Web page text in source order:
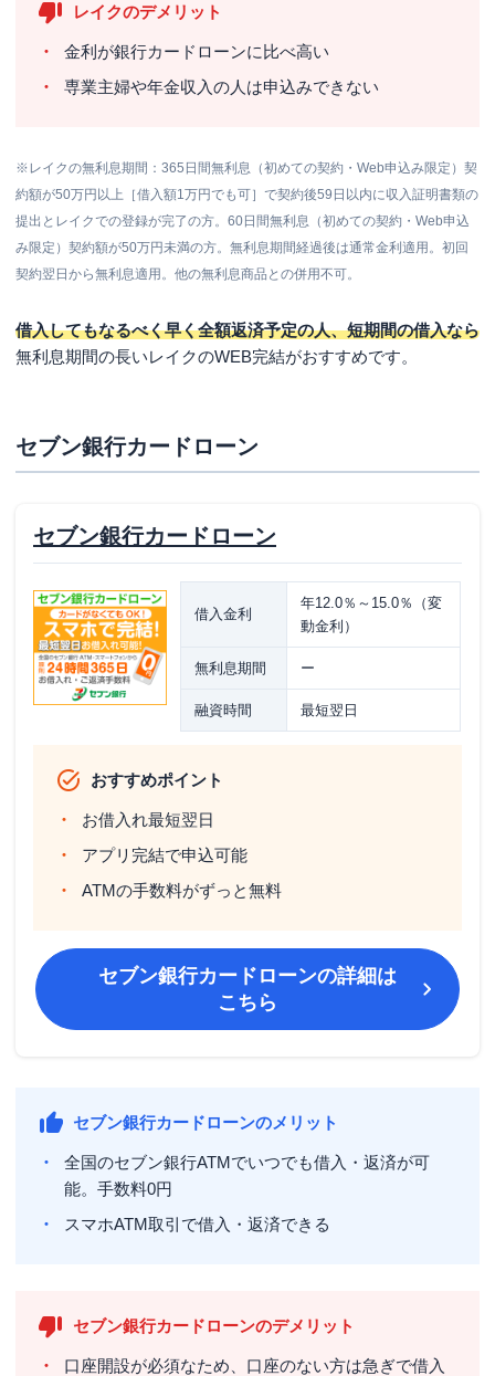
レイクのデメリット
金利が銀行カードローンに比べ高い
専業主婦や年金収入の人は申込みできない
※レイクの無利息期間：365日間無利息（初めての契約・Web申込み限定）契
約額が50万円以上［借入額1万円でも可］で契約後59日以内に収入証明書類の
提出とレイクでの登録が完了の方。60日間無利息（初めての契約・Web申込
み限定）契約額が50万円未満の方。無利息期間経過後は通常金利適用。初回
契約翌日から無利息適用。他の無利息商品との併用不可。
借入してもなるべく早く全額返済予定の人、短期間の借入なら
無利息期間の長いレイクのWEB完結がおすすめです。
セブン銀行カードローン
セブン銀行カードローン
借入金利
年12.0％～15.0％（変
動金利）
無利息期間 ー
融資時間 最短翌日
おすすめポイント
お借入れ最短翌日
アプリ完結で申込可能
ATMの手数料がずっと無料
セブン銀行カードローンの詳細は
こちら
セブン銀行カードローンのメリット
全国のセブン銀行ATMでいつでも借入・返済が可
能。手数料0円
スマホATM取引で借入・返済できる
セブン銀行カードローンのデメリット
口座開設が必須なため、口座のない方は急ぎで借入